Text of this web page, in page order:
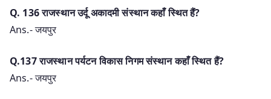
Q. 136 राजस्थान उर्दू अकादमी संस्थान कहाँ स्थित हैं?
Ans.- जयपुर
Q.137 राजस्थान पर्यटन विकास निगम संस्थान कहाँ स्थित हैं?
Ans.- जयपुर